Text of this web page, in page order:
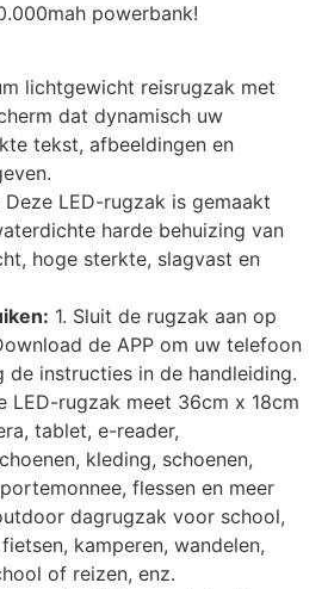
powerbank!
lichtgewicht reisrugzak met
dat dynamisch uw
tekst, afbeeldingen en
Deze LED-rugzak is gemaakt
harde behuizing van
hoge sterkte, slagvast en
1. Sluit de rugzak aan op
de APP om uw telefoon
de instructies in de handleiding.
LED-rugzak meet 36cm x 18cm
tablet, e-reader,
kleding, schoenen,
flessen en meer
dagrugzak voor school,
kamperen, wandelen,
of reizen, enz.